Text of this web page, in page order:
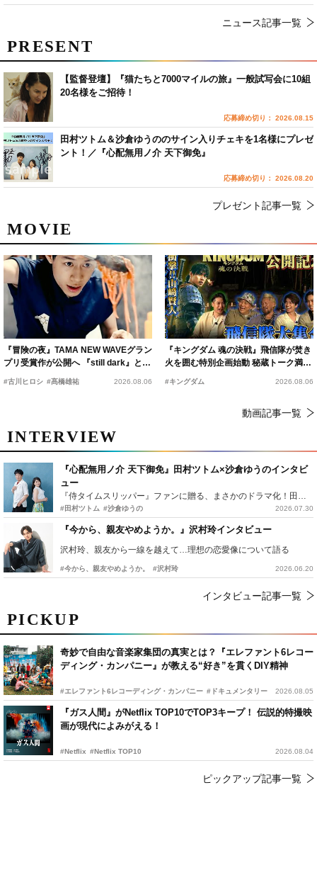
ニュース記事一覧
PICKUP
奇妙で自由な音楽家集団の真実とは？『エレファント6レコー
ディング・カンパニー』が教える“好き”を貫くDIY精神
#エレファント6レコーディング・カンパニー #ドキュメンタリー 2026.08.05
『ガス人間』がNetflix TOP10でTOP3キープ！ 伝説的特撮映
画が現代によみがえる！
#Netflix #Netflix TOP10 2026.08.04
ピックアップ記事一覧
MOVIE
『冒険の夜』TAMA NEW WAVEグラン
プリ受賞作が公開へ 『still dark』と同
時上映決定
#古川ヒロシ #髙橋雄祐 2026.08.06
『キングダム 魂の決戦』飛信隊が焚き
火を囲む特別企画始動 秘蔵トーク満載
の“キングダムキャンプ”開催
#キングダム 2026.08.06
動画記事一覧
INTERVIEW
『心配無用ノ介 天下御免』田村ツトム×沙倉ゆうのインタビ
ュー
『侍タイムスリッパー』ファンに贈る、まさかのドラマ化！田村ツトム×沙倉ゆうのが語る『心配無用ノ介』撮影秘話
#田村ツトム #沙倉ゆうの 2026.07.30
『今から、親友やめようか。』沢村玲インタビュー
沢村玲、親友から一線を越えて…理想の恋愛像について語る
#今から、親友やめようか。 #沢村玲 2026.06.20
インタビュー記事一覧
PRESENT
【監督登壇】『猫たちと7000マイルの旅』一般試写会に10組
20名様をご招待！
応募締め切り： 2026.08.15
田村ツトム＆沙倉ゆうののサイン入りチェキを1名様にプレゼ
ント！／『心配無用ノ介 天下御免』
応募締め切り： 2026.08.20
プレゼント記事一覧